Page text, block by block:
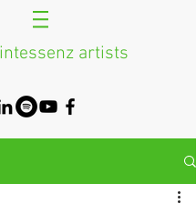
artists